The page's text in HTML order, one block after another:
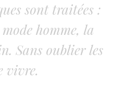
sont traitées :
homme, la
Sans oublier les
vivre.